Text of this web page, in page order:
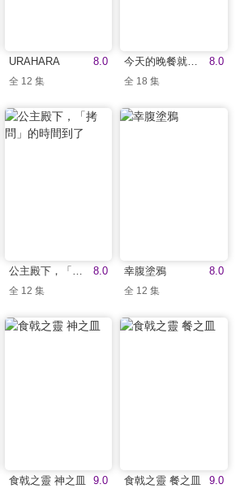
8.0
URAHARA
全 12 集
8.0
今天的晚餐就是你
全 18 集
8.0
公主殿下，「拷問」的時間到了
全 12 集
8.0
幸腹塗鴉
全 12 集
9.0
食戟之靈 神之皿 9.0
食戟之靈 餐之皿